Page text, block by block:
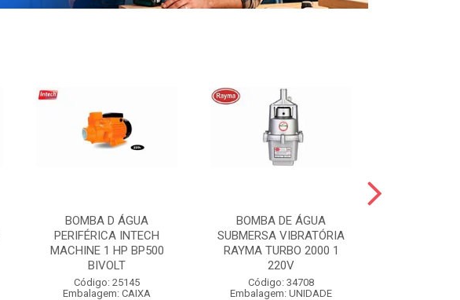
BOMBA D ÁGUA
PERIFÉRICA INTECH
MACHINE 1 HP BP500
BIVOLT
Código: 25145
Embalagem: CAIXA
BOMBA DE ÁGUA
SUBMERSA VIBRATÓRIA
RAYMA TURBO 2000 1
220V
Código: 34708
Embalagem: UNIDADE